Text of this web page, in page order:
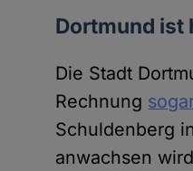
Dortmund ist
Die Stadt
Rechnung
Schuldenberg
anwachsen